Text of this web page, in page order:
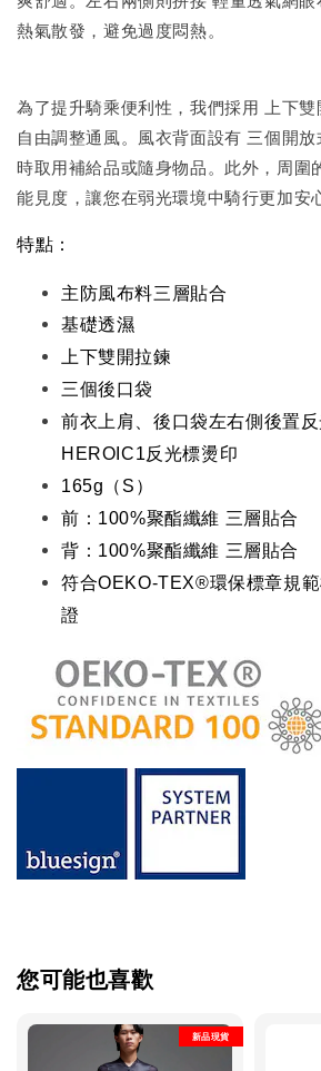
熱氣散發，避免過度悶熱。
為了提升騎乘便利性，我們採用 上下
自由調整通風。風衣背面設有 三個開
時取用補給品或隨身物品。此外，周圍
能見度，讓您在弱光環境中騎行更加安
特點：
主防風布料三層貼合
基礎透濕
上下雙開拉鍊
三個後口袋
前衣上肩、後口袋左右側後置
HEROIC1反光標燙印
165g（S）
前：100%聚酯纖維 三層貼合
背：100%聚酯纖維 三層貼合
符合OEKO-TEX®環保標章規
證
您可能也喜歡
新品現貨